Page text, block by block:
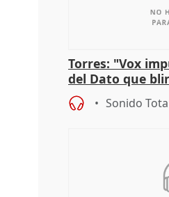
Torres: "Vox
del Dato que
los derechos
Sonido